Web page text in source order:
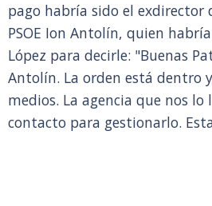
pago habría sido el exdirector
PSOE Ion Antolín, quien
López para decirle: "Buenas
Antolín. La orden está dentro
medios. La agencia que nos lo
contacto para gestionarlo.